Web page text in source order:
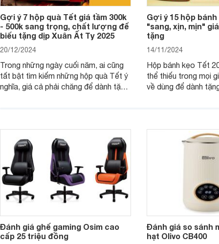
Gợi ý 7 hộp quà Tết giá tầm 300k
- 500k sang trọng, chất lượng để
biếu tặng dịp Xuân Ất Tỵ 2025
20/12/2024
Trong những ngày cuối năm, ai cũng
tất bật tìm kiếm những hộp quà Tết ý
nghĩa, giá cả phải chăng để dành tặng
- 500k đẹp mắt nhé.
Gợi ý 15 hộp
"sang, xịn, mịn"
tặng
14/11/2024
Hộp bánh kẹo Tết
thể thiếu trong mọi
về dùng để dành
2025 mới vừa sang,
mua sắm cuối năm.
Đánh giá ghế gaming Osim cao
cấp 25 triệu đồng
Đánh giá so sánh
hạt Olivo CB400